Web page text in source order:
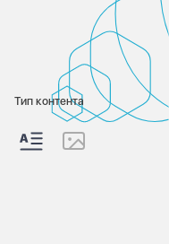
Тип контента